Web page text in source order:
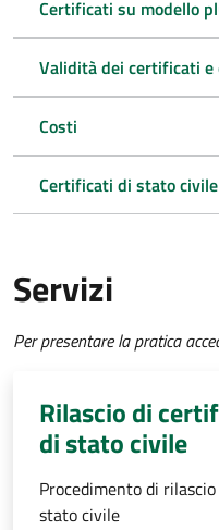
Certificati su modello
Validità dei certificati
Costi
Certificati di stato
Servizi
Per presentare la pratica
Rilascio di
di stato civile
Procedimento di
stato civile